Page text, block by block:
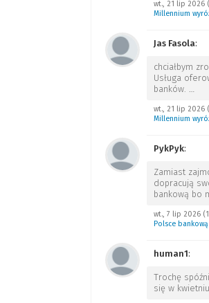
wt., 21 lip 2026
Millennium
Jas Fasola:
chciałbym
Usługa
banków. …
wt., 21 lip 2026
Millennium
PykPyk:
Zamiast
dopracują
bankową bo
wt., 7 lip 2026
Polsce
human1:
Trochę
się w